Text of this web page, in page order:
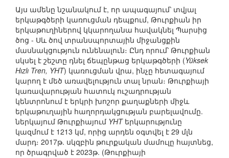
Այս ամենը նշանակում է, որ ապագայում՝ տվյալ
երկաթգծերի կառուցման դեպքում, Թուրքիան իր
երկաթուղիներով կկարողանա հավակնել Պարսից
ծոց - Սև ծով տրանսպորտային միջանցքին
մասնակցություն ունենալուն։ Ընդ որում՝ Թուրքիան
սկսել է շեշտը դնել ճեպընթաց երկաթգծերի (Yüksek
Hızlı Tren, YHT) կառուցման վրա, ինչը հետագայում
կարող է մեծ առավելություն տալ նրան։ Թուրքիայի
կառավարության հատուկ ուշադրության
կենտրոնում է երկրի խոշոր քաղաքների միջև
երկաթուղային հաղորդակցության բարելավումը.
ներկայում Թուրքիայում YHTերկարությունը
կազմում է 1213 կմ, որից արդեն օգտվել է 29 մլն
մարդ։ 2017թ. սկզբին թուրքական մամուլը հայտնեց,
որ ծրագրված է 2023թ. (Թուրքիայի